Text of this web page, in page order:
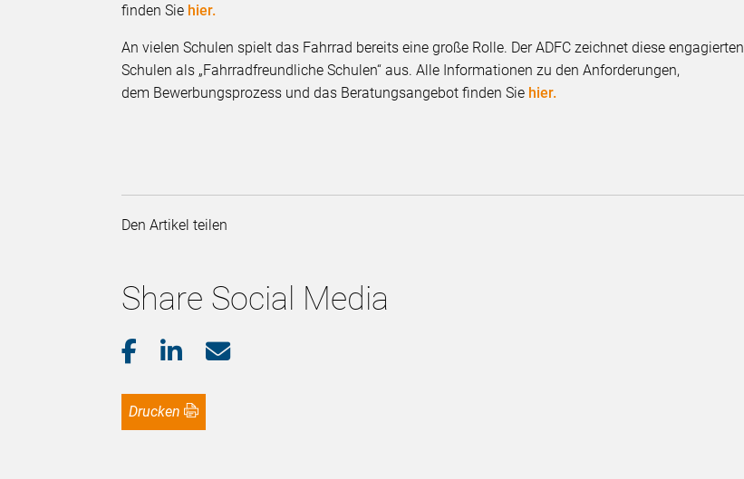
finden Sie hier.
An vielen Schulen spielt das Fahrrad bereits eine große Rolle. Der ADFC zeichnet diese engagierten
Schulen als „Fahrradfreundliche Schulen“ aus. Alle Informationen zu den Anforderungen,
dem Bewerbungsprozess und das Beratungsangebot finden Sie hier.
Den Artikel teilen
Share Social Media
Drucken